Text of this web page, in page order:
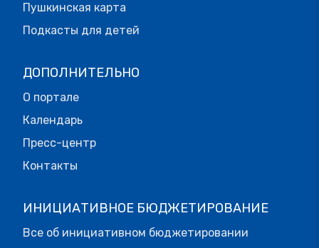
Пушкинская карта
Подкасты для детей
ДОПОЛНИТЕЛЬНО
О портале
Календарь
Пресс-центр
Контакты
ИНИЦИАТИВНОЕ БЮДЖЕТИРОВАНИЕ
Все об инициативном бюджетировании